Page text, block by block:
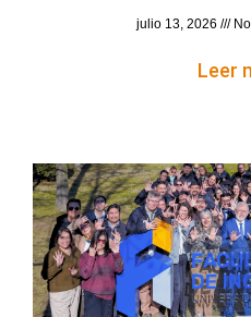
julio 13, 2026 No
Leer